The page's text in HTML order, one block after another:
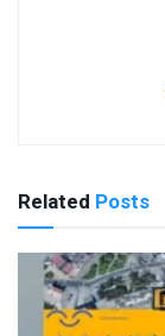
Related Posts